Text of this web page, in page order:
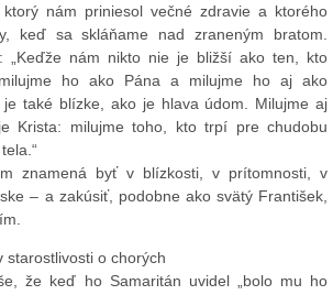
nám priniesol večné zdravie a ktorého
keď sa skláňame nad zraneným bratom.
„Keďže nám nikto nie je bližší ako ten, kto
ho ako Pána a milujme ho aj ako
také blízke, ako je hlava údom. Milujme aj
Krista: milujme toho, kto trpí pre chudobu
znamená byť v blízkosti, v prítomnosti, v
– a zakúsiť, podobne ako svätý František,
starostlivosti o chorých
že keď ho Samaritán uvidel „bolo mu ho